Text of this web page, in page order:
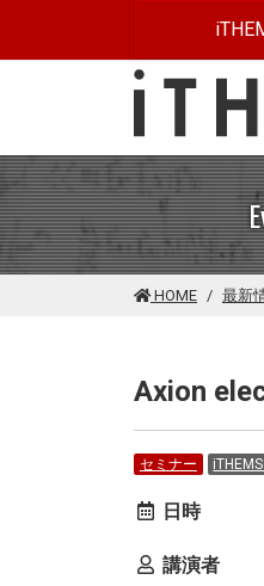
HOME 最新
Axion
セミナー
日時
講演者